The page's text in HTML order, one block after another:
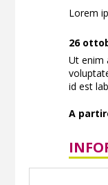
Lorem
26
Ut enim
id est
A